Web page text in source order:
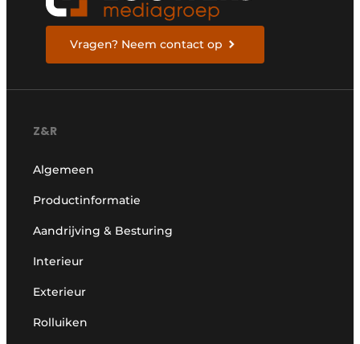
Vragen? Neem contact op
Z&R
Algemeen
Productinformatie
Aandrijving & Besturing
Interieur
Exterieur
Rolluiken